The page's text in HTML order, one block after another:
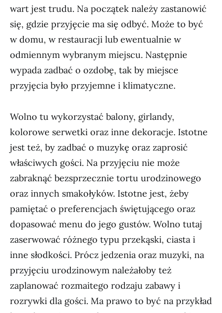
wart jest trudu. Na początek należy zastanowić
się, gdzie przyjęcie ma się odbyć. Może to być
w domu, w restauracji lub ewentualnie w
odmiennym wybranym miejscu. Następnie
wypada zadbać o ozdobę, tak by miejsce
przyjęcia było przyjemne i klimatyczne.
Wolno tu wykorzystać balony, girlandy,
kolorowe serwetki oraz inne dekoracje. Istotne
jest też, by zadbać o muzykę oraz zaprosić
właściwych gości. Na przyjęciu nie może
zabraknąć bezsprzecznie tortu urodzinowego
oraz innych smakołyków. Istotne jest, żeby
pamiętać o preferencjach świętującego oraz
dopasować menu do jego gustów. Wolno tutaj
zaserwować różnego typu przekąski, ciasta i
inne słodkości. Prócz jedzenia oraz muzyki, na
przyjęciu urodzinowym należałoby też
zaplanować rozmaitego rodzaju zabawy i
rozrywki dla gości. Ma prawo to być na przykład